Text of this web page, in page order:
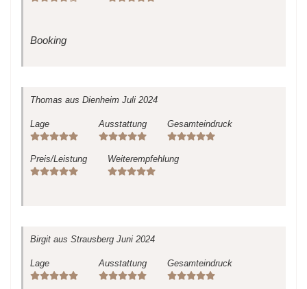
Booking
Thomas aus Dienheim Juli 2024
Lage Ausstattung Gesamteindruck
Preis/Leistung Weiterempfehlung
Birgit aus Strausberg Juni 2024
Lage Ausstattung Gesamteindruck